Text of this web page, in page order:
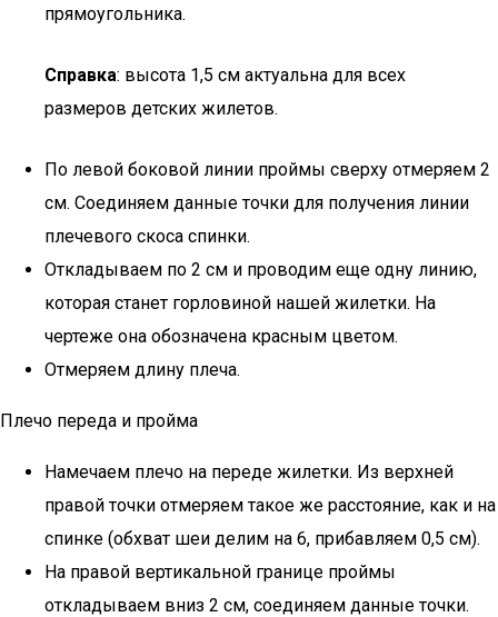
прямоугольника.
Справка: высота 1,5 см актуальна для всех
размеров детских жилетов.
По левой боковой линии проймы сверху отмеряем 2
см. Соединяем данные точки для получения линии
плечевого скоса спинки.
Откладываем по 2 см и проводим еще одну линию,
которая станет горловиной нашей жилетки. На
чертеже она обозначена красным цветом.
Отмеряем длину плеча.
Плечо переда и пройма
Намечаем плечо на переде жилетки. Из верхней
правой точки отмеряем такое же расстояние, как и на
спинке (обхват шеи делим на 6, прибавляем 0,5 см).
На правой вертикальной границе проймы
откладываем вниз 2 см, соединяем данные точки.